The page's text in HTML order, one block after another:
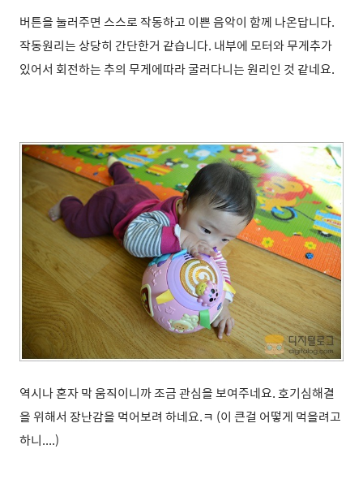
버튼을 눌러주면 스스로 작동하고 이쁜 음악이 함께 나온답니다.
작동원리는 상당히 간단한거 같습니다. 내부에 모터와 무게추가
있어서 회전하는 추의 무게에따라 굴러다니는 원리인 것 같네요.
역시나 혼자 막 움직이니까 조금 관심을 보여주네요. 호기심해결
을 위해서 장난감을 먹어보려 하네요.ㅋ (이 큰걸 어떻게 먹을려고
하니....)